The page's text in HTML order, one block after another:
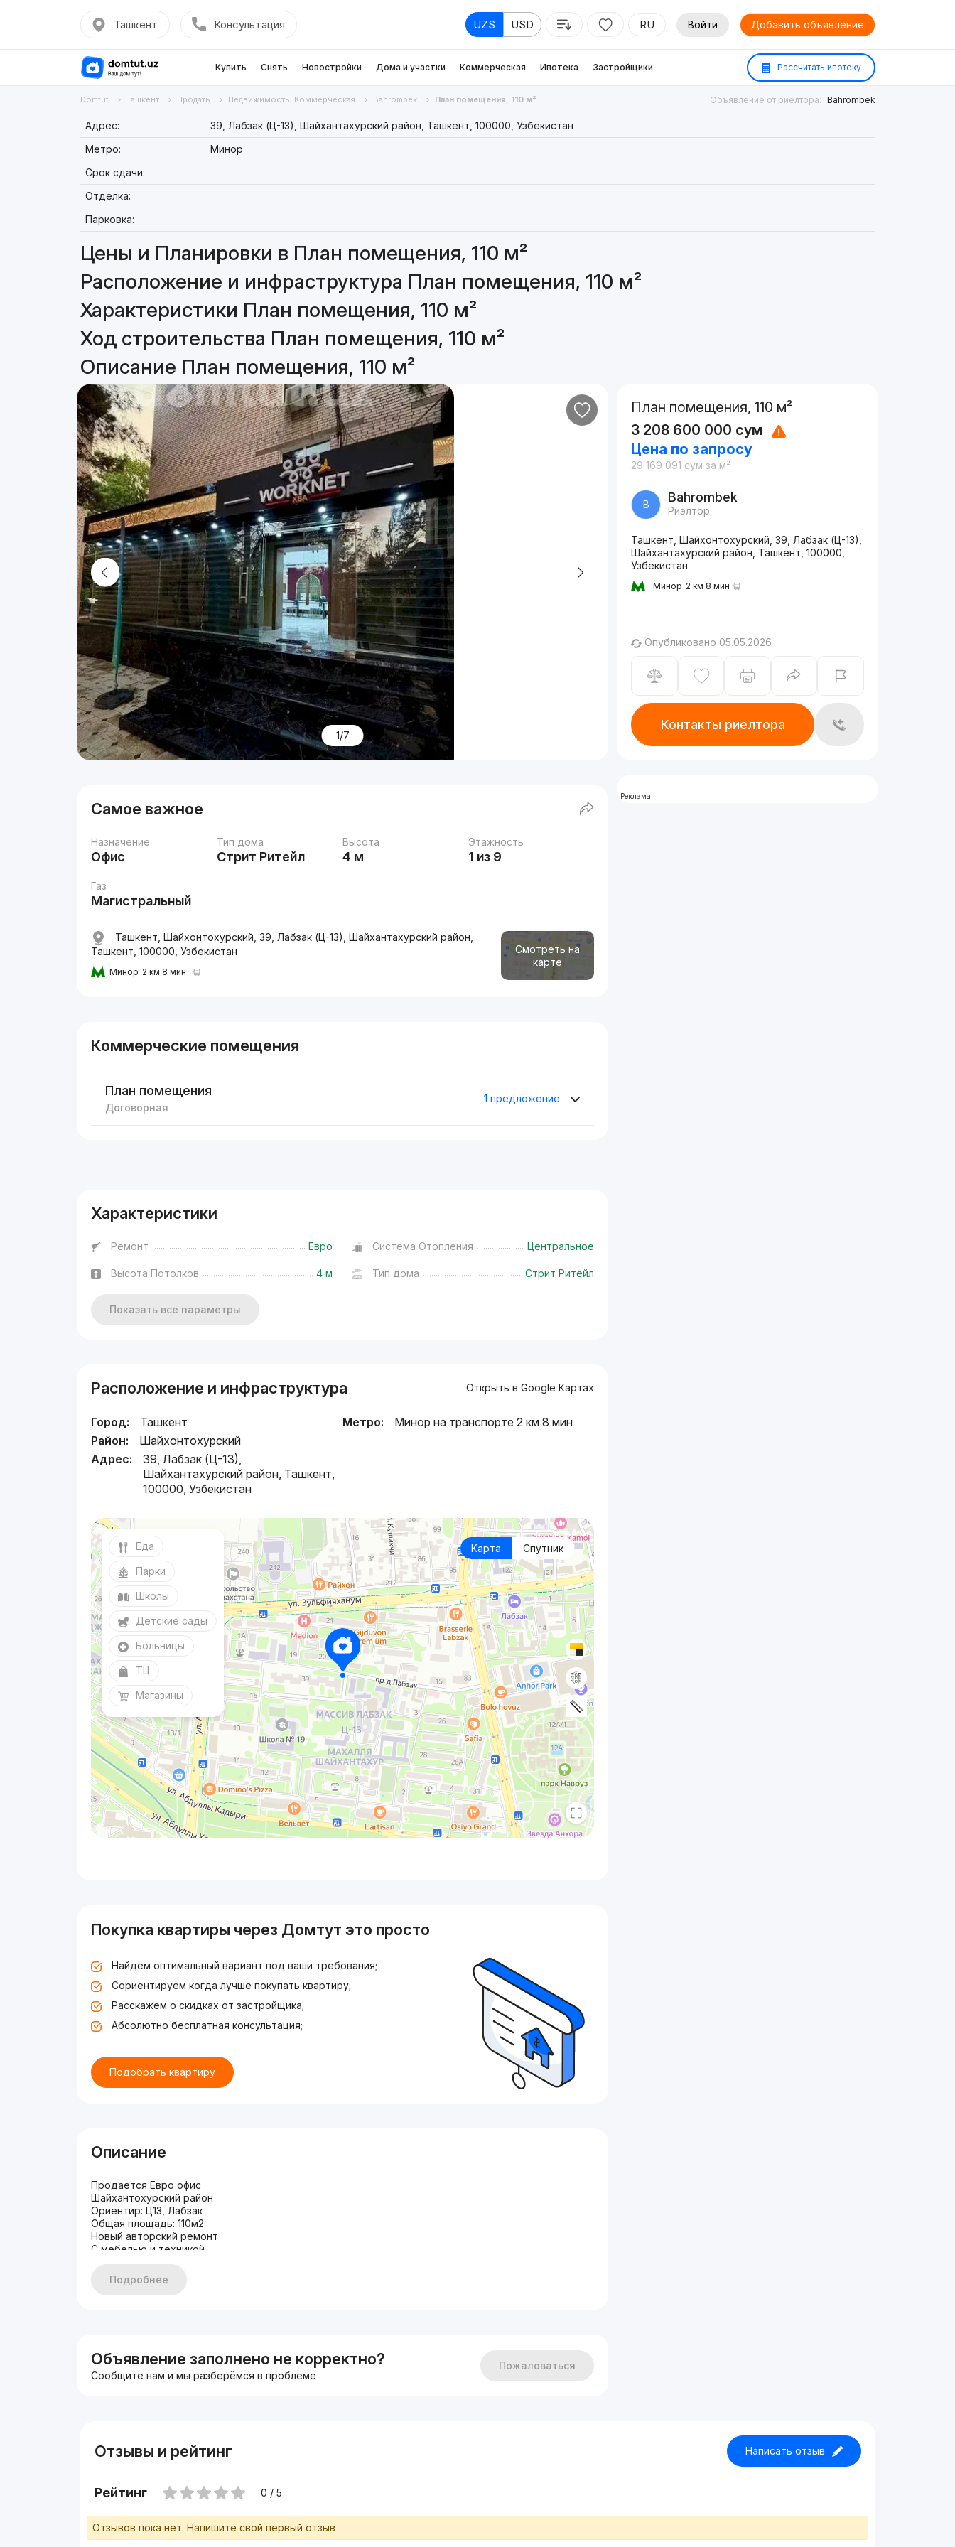
Ташкент Консультация UZS USD RU Войти Добавить объявление
Купить Снять Новостройки Дома и участки Коммерческая Ипотека Застройщики Рассчитать ипотеку
Domtut Ташкент Продать Недвижимость, Коммерческая Bahrombek План помещения, 110 м² Объявление от риелтора: Bahrombek
Адрес:
39, Лабзак (Ц-13), Шайхантахурский район, Ташкент, 100000, Узбекистан
Метро:
Минор
Срок сдачи:
Отделка:
Парковка:
Цены и Планировки в План помещения, 110 м²
Расположение и инфраструктура План помещения, 110 м²
Характеристики План помещения, 110 м²
Ход строительства План помещения, 110 м²
Описание План помещения, 110 м²
1/7
Самое важное
Назначение
Офис
Тип дома
Стрит Ритейл
Высота
4 м
Этажность
1 из 9
Газ
Магистральный
Смотреть на
карте
Ташкент, Шайхонтохурский, 39, Лабзак (Ц-13), Шайхантахурский район,
Ташкент, 100000, Узбекистан
Минор 2 км 8 мин
Коммерческие помещения
План помещения
Договорная
1 предложение
Характеристики
Ремонт Евро Система Отопления Центральное
Высота Потолков 4 м Тип дома Стрит Ритейл
Показать все параметры
Расположение и инфраструктура Открыть в Google Картах
Город:
Ташкент
Район:
Шайхонтохурский
Адрес:
39, Лабзак (Ц-13),
Шайхантахурский район, Ташкент,
100000, Узбекистан
Метро: Минор на транспорте 2 км 8 мин
Карта Спутник
Еда
Парки
Школы
Детские сады
Больницы
ТЦ
Магазины
Покупка квартиры через Домтут это просто
Найдём оптимальный вариант под ваши требования;
Сориентируем когда лучше покупать квартиру;
Расскажем о скидках от застройщика;
Абсолютно бесплатная консультация;
Подобрать квартиру
Описание
Продается Евро офис
Шайхантохурский район
Ориентир: Ц13, Лабзак
Общая площадь: 110м2
Новый авторский ремонт
С мебелью и техникой
С арендатором 2.500$
Цена: 263.000 уе
Подробнее
Объявление заполнено не корректно?
Сообщите нам и мы разберёмся в проблеме
Пожаловаться
План помещения, 110 м²
3 208 600 000 сум
Цена по запросу
29 169 091 сум за м²
B Bahrombek
Риэлтор
Ташкент, Шайхонтохурский, 39, Лабзак (Ц-13),
Шайхантахурский район, Ташкент, 100000,
Узбекистан
Минор 2 км 8 мин
Опубликовано 05.05.2026
Контакты риелтора
Реклама
Отзывы и рейтинг Написать отзыв
Рейтинг 0 / 5
Отзывов пока нет. Напишите свой первый отзыв